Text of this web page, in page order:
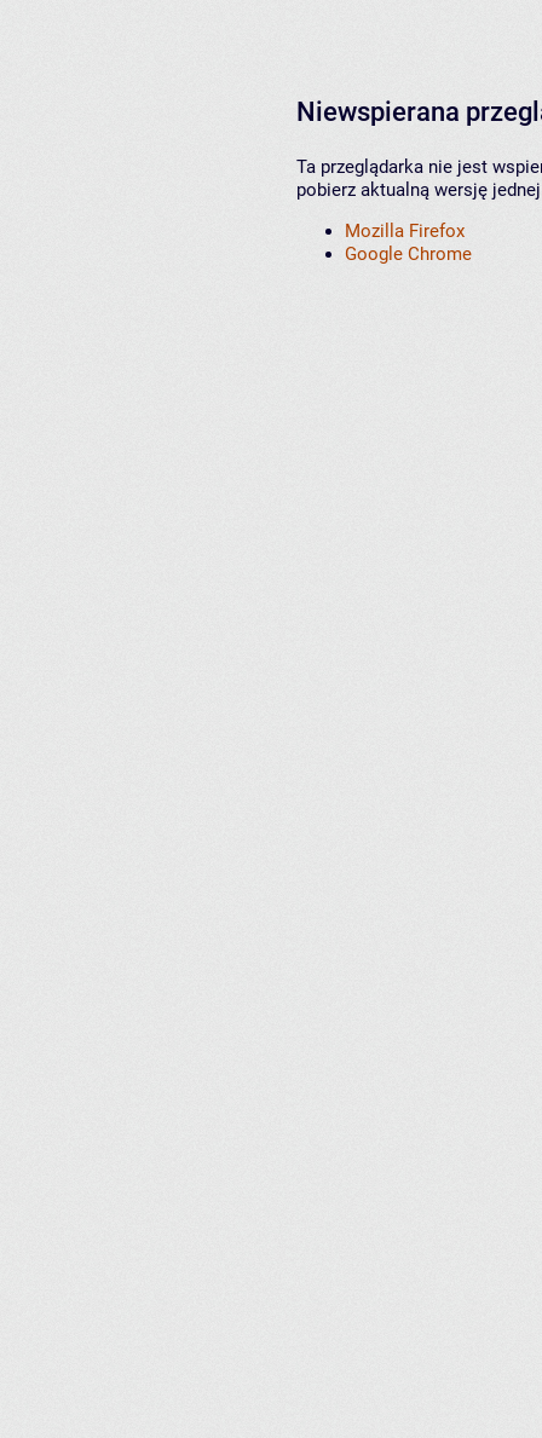
Niewspierana
Ta przeglądarka nie jest
pobierz aktualną wersję
Mozilla Firefox
Google Chrome